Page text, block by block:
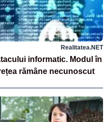
Realitatea.NET
informatic. Modul în
rămâne necunoscut